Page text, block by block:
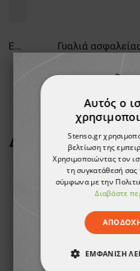
Εσωτερικές ωτοασπίδες BBU EP 600
ΔΕΊΤΕ
Αυτός ο
Stenso.gr
βελτίωση της
Χρησιμοποιώντας τον
τη συγκατάθεσή σας
σύμφωνα με την
Διαβάστε
ΕΜΦΆΝΙΣΗ